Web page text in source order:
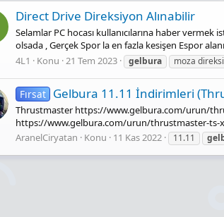
Direct Drive Direksiyon Alınabilir
Selamlar PC hocası kullanıcılarına haber
olsada , Gerçek Spor la en fazla kesişen Espor
4L1
Konu 21 Tem 2023 gelbura moza
Fırsat Gelbura 11.11 İndirimleri
Thrustmaster https://www.gelbura.com/urun/
https://www.gelbura.com/urun/thrustmaster-ts-
AranelCiryatan
Konu 11 Kas 2022 11.11